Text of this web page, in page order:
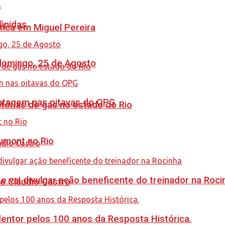
em Miguel Pereira
de gás no estado do Rio
Cláudio Castro
25 de Agosto
nas oitavas do OPG
no Rio
vai divulgar ação beneficente do treinador na
pelos 100 anos da Resposta Histórica.